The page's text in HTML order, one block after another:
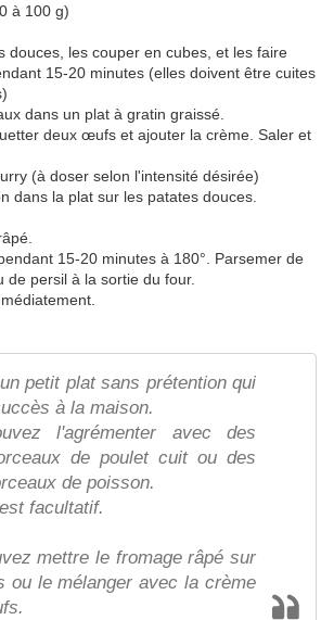
à 100 g)
douces, les couper en cubes, et les faire
15-20 minutes (elles doivent être cuites
dans un plat à gratin graissé.
deux œufs et ajouter la crème. Saler et
(à doser selon l'intensité désirée)
dans la plat sur les patates douces.
15-20 minutes à 180°. Parsemer de
de persil à la sortie du four.
petit plat sans prétention qui
à la maison.
l'agrémenter avec des
de poulet cuit ou des
de poisson.
facultatif.
mettre le fromage râpé sur
ou le mélanger avec la crème